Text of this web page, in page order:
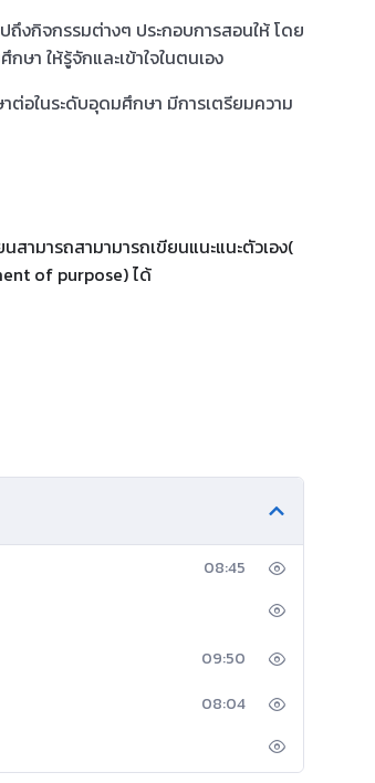
ถึงกิจกรรมต่างๆ ประกอบการสอนให้ โดย
า ให้รู้จักและเข้าใจในตนเอง
ต่อในระดับอุดมศึกษา มีการเตรียมความ
สามารถสามามารถเขียนแนะแนะตัวเอง(
of purpose) ได้
08:45
09:50
08:04